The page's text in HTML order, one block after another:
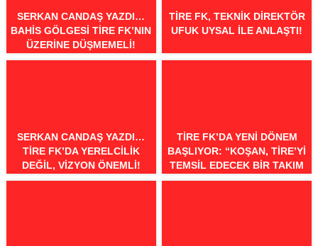
SERKAN CANDAŞ YAZDI…
BAHIS GÖLGESI TIRE FK’NIN
ÜZERINE DÜŞMEMELI!
TIRE FK, TEKNIK DIREKTÖR
UFUK UYSAL ILE ANLAŞTI!
SERKAN CANDAŞ YAZDI…
TIRE FK’DA YERELCILIK
DEĞIL, VIZYON ÖNEMLI!
TIRE FK’DA YENI DÖNEM
BAŞLIYOR: “KOŞAN, TIRE’YI
TEMSIL EDECEK BIR TAKIM
KURACAĞIZ”